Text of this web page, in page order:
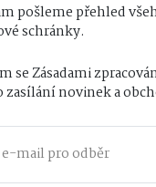
pošleme přehled
schránky.
seZásadami
zasílání novinek a